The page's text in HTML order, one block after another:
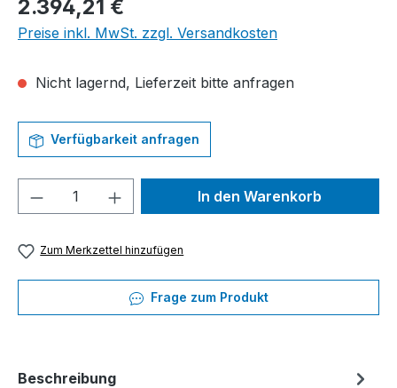
2.394,21 €
Preise inkl. MwSt. zzgl. Versandkosten
Nicht lagernd, Lieferzeit bitte anfragen
Verfügbarkeit anfragen
Produkt Anzahl: Gib denIn den Warenkorb
Zum Merkzettel hinzufügen
Frage zum Produkt
Beschreibung